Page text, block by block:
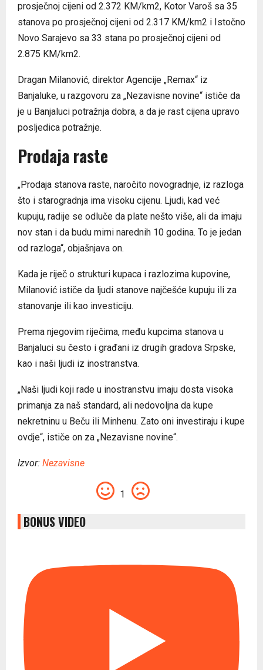
prosječnoj cijeni od 2.372 KM/km2, Kotor Varoš sa 35
stanova po prosječnoj cijeni od 2.317 KM/km2 i Istočno
Novo Sarajevo sa 33 stana po prosječnoj cijeni od
2.875 KM/km2.
Dragan Milanović, direktor Agencije „Remax“ iz
Banjaluke, u razgovoru za „Nezavisne novine“ ističe da
je u Banjaluci potražnja dobra, a da je rast cijena upravo
posljedica potražnje.
Prodaja raste
„Prodaja stanova raste, naročito novogradnje, iz razloga
što i starogradnja ima visoku cijenu. Ljudi, kad već
kupuju, radije se odluče da plate nešto više, ali da imaju
nov stan i da budu mirni narednih 10 godina. To je jedan
od razloga“, objašnjava on.
Kada je riječ o strukturi kupaca i razlozima kupovine,
Milanović ističe da ljudi stanove najčešće kupuju ili za
stanovanje ili kao investiciju.
Prema njegovim riječima, među kupcima stanova u
Banjaluci su često i građani iz drugih gradova Srpske,
kao i naši ljudi iz inostranstva.
„Naši ljudi koji rade u inostranstvu imaju dosta visoka
primanja za naš standard, ali nedovoljna da kupe
nekretninu u Beču ili Minhenu. Zato oni investiraju i kupe
ovdje“, ističe on za „Nezavisne novine“.
Izvor: Nezavisne
1
BONUS VIDEO